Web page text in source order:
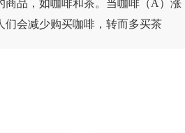
商品，如咖啡和茶。当咖啡（A）涨
们会减少购买咖啡，转而多买茶